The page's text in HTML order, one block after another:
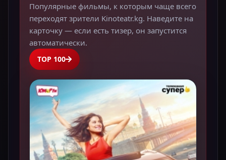
Популярные фильмы, к которым чаще всего
переходят зрители Kinoteatr.kg. Наведите на
карточку — если есть тизер, он запустится
автоматически.
TOP 100